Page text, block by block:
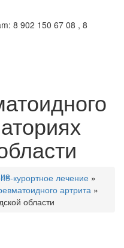
8 902 150 67 08 , 8
курортное лечение»
артрита »
области